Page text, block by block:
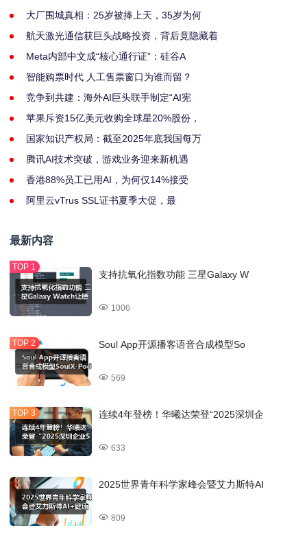
大厂围城真相：25岁被捧上天，35岁为何
航天激光通信获巨头战略投资，背后竟隐藏着
Meta内部中文成“核心通行证”：硅谷A
智能购票时代 人工售票窗口为谁而留？
竞争到共建：海外AI巨头联手制定“AI宪
苹果斥资15亿美元收购全球星20%股份，
国家知识产权局：截至2025年底我国每万
腾讯AI技术突破，游戏业务迎来新机遇
香港88%员工已用AI，为何仅14%接受
阿里云vTrus SSL证书夏季大促，最
最新内容
支持抗氧化指数功能 三星Galaxy W
1006
Soul App开源播客语音合成模型So
569
连续4年登榜！华曦达荣登“2025深圳企
633
2025世界青年科学家峰会暨艾力斯特AI
809